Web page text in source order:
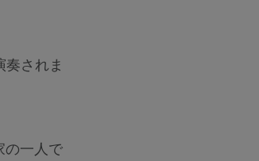
奏されま
の一人で